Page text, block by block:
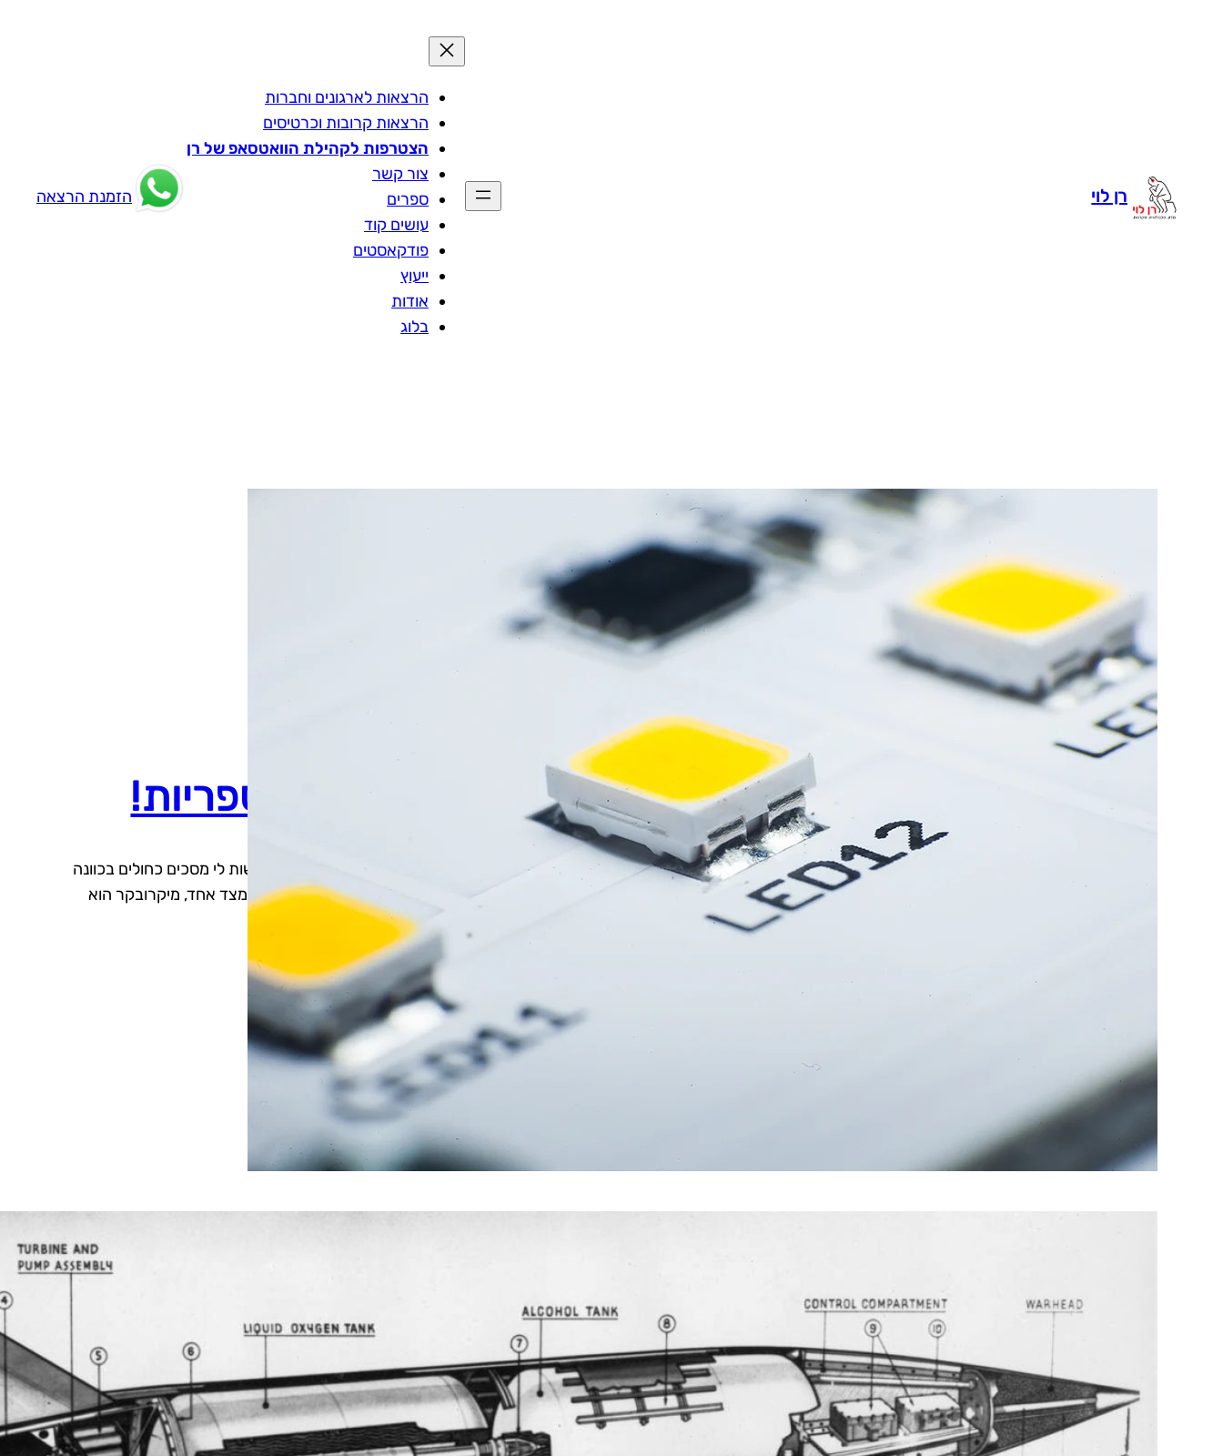
רן לוי
הרצאות לארגונים וחברות
הרצאות קרובות וכרטיסים
הצטרפות לקהילת הוואטסאפ של רן
צור קשר
ספרים
עושים קוד
פודקאסטים
ייעוץ
אודות
בלוג
הזמנת הרצאה
מדריך: להבהב לד עם STM32 – בלי ספריות!
פתיחה יש לי וידוי: אני אוהב מיקרובקרים. אל תגלו את זה ל-PC הביתי שלי, הוא עוד עלול להיעלב ולעשות לי מסכים כחולים בכוונה
– אבל מכל הטכנולוגיות שעבדתי עליהן לאורך השנים, מיקרובקרים הם האהובים עלי ביותר. מדוע? כי מצד אחד, מיקרובקר הוא
מכונה מספיק מתוחכמת ועשירה כדי שאפשר יהיה להשתמש בה באינספור יישומים שונים ומגוונים…